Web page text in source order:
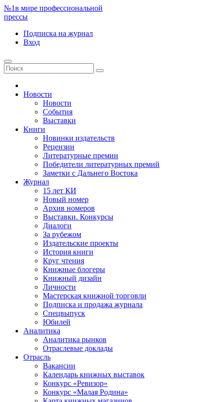
№1в мире профессиональной
прессы
Подписка на журнал
Вход
Новости
Новости
События
Выставки
Книги
Новинки издательств
Рецензии
Литературные премии
Победители литературных премий
Заметки с Дальнего Востока
Журнал
15 лет КИ
Новый номер
Архив номеров
Выставки. Конкурсы
Диалоги
За рубежом
Издательские проекты
История книги
Круг чтения
Книжные блогеры
Книжный дизайн
Личности
Мастерская книжной торговли
Подписка и продажа журнала
Спецвыпуск
Юбилей
Аналитика
Аналитика рынков
Отраслевые доклады
Отрасль
Вакансии
Календарь книжных выставок
Конкурс «Ревизор»
Конкурс «Малая Родина»